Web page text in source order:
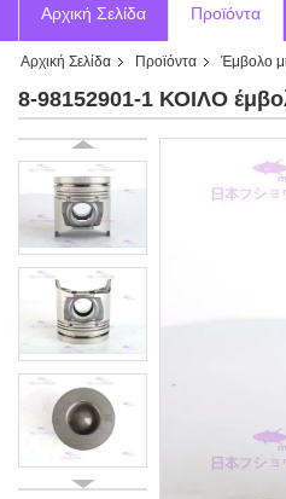
Αρχική Σελίδα Προϊόντα
Ζητήστε ένα απόσπασμα
Αρχική Σελίδα Προϊόντα Έμβολο
8-98152901-1 ΚΟΙΛΟ